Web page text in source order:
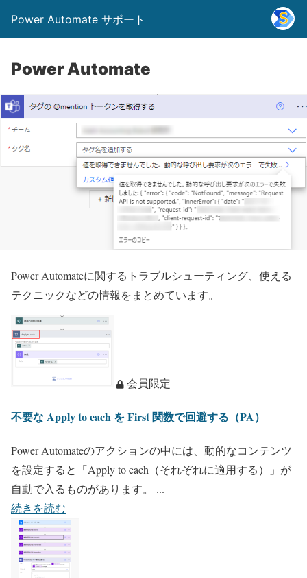
Power Automate サポート
Power Automate
Power Automateに関するトラブルシューティング、使える
テクニックなどの情報をまとめています。
会員限定
不要な Apply to each を First 関数で回避する（PA）
Power Automateのアクションの中には、動的なコンテンツ
を設定すると「Apply to each（それぞれに適用する）」が
自動で入るものがあります。 ...
続きを読む